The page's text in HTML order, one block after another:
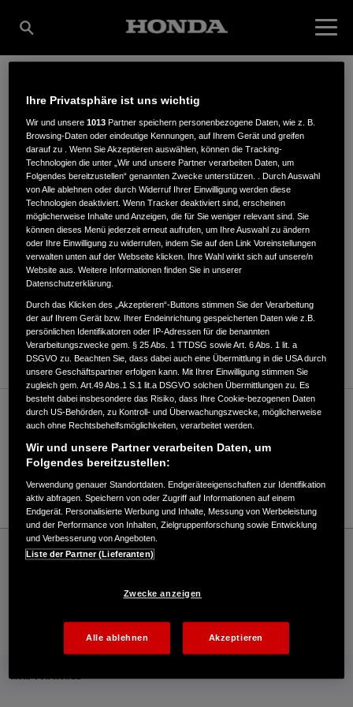
NIEHLE GMBH
MOTORGERÄTE
Sassa 26,07607,Eisenberg
ANFAHRTSBESCHREIBUNG ANFORDERN
WEBSITE
Verkauf / Kundendienst
036691/238330
E-Mail
Honda
Industrie
Niehle GmbH Motorgeräte - Industrie – Honda - HONDA Deutschland Offizielle
Mehr von Honda
Ihre Privatsphäre ist uns wichtig
Wir und unsere1013 Partner speichern personenbezogene Daten, wie z. B.
Browsing-Daten oder eindeutige Kennungen, auf Ihrem Gerät und greifen
darauf zu . Wenn Sie Akzeptieren auswählen, können die Tracking-
Technologien die unter „Wir und unsere Partner verarbeiten Daten, um
Folgendes bereitzustellen“ genannten Zwecke unterstützen. . Durch Auswahl
von Alle ablehnen oder durch Widerruf Ihrer Einwilligung werden diese
Technologien deaktiviert. Wenn Tracker deaktiviert sind, erscheinen
möglicherweise Inhalte und Anzeigen, die für Sie weniger relevant sind. Sie
können dieses Menü jederzeit erneut aufrufen, um Ihre Auswahl zu ändern
oder Ihre Einwilligung zu widerrufen, indem Sie auf den Link Voreinstellungen
verwalten unten auf der Webseite klicken. Ihre Wahl wirkt sich auf unsere/n
Website aus. Weitere Informationen finden Sie in unserer
Datenschutzerklärung.
Durch das Klicken des „Akzeptieren“-Buttons stimmen Sie der Verarbeitung
der auf Ihrem Gerät bzw. Ihrer Endeinrichtung gespeicherten Daten wie z.B.
persönlichen Identifikatoren oder IP-Adressen für die benannten
Verarbeitungszwecke gem. § 25 Abs. 1 TTDSG sowie Art. 6 Abs. 1 lit. a
DSGVO zu. Beachten Sie, dass dabei auch eine Übermittlung in die USA durch
unsere Geschäftspartner erfolgen kann. Mit Ihrer Einwilligung stimmen Sie
zugleich gem. Art.49 Abs.1 S.1 lit.a DSGVO solchen Übermittlungen zu. Es
besteht dabei insbesondere das Risiko, dass Ihre Cookie-bezogenen Daten
durch US-Behörden, zu Kontroll- und Überwachungszwecke, möglicherweise
auch ohne Rechtsbehelfsmöglichkeiten, verarbeitet werden.
Wir und unsere Partner verarbeiten Daten, um
Folgendes bereitzustellen:
Verwendung genauer Standortdaten. Endgeräteeigenschaften zur Identifikation
aktiv abfragen. Speichern von oder Zugriff auf Informationen auf einem
Endgerät. Personalisierte Werbung und Inhalte, Messung von Werbeleistung
und der Performance von Inhalten, Zielgruppenforschung sowie Entwicklung
und Verbesserung von Angeboten.
Liste der Partner (Lieferanten)
Zwecke anzeigen
Alle ablehnen Akzeptieren